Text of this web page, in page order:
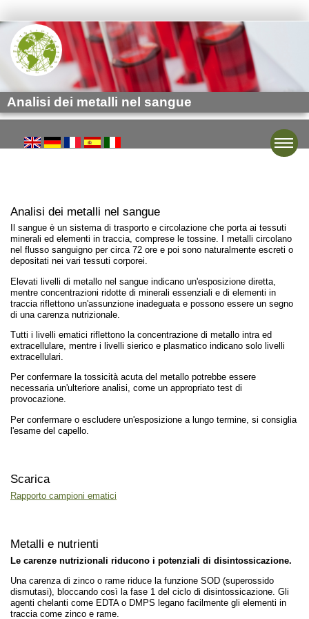
Analisi dei metalli nel sangue
Analisi dei metalli nel sangue
Il sangue è un sistema di trasporto e circolazione che porta ai tessuti
minerali ed elementi in traccia, comprese le tossine. I metalli circolano
nel flusso sanguigno per circa 72 ore e poi sono naturalmente escreti o
depositati nei vari tessuti corporei.
Elevati livelli di metallo nel sangue indicano un'esposizione diretta,
mentre concentrazioni ridotte di minerali essenziali e di elementi in
traccia riflettono un'assunzione inadeguata e possono essere un segno
di una carenza nutrizionale.
Tutti i livelli ematici riflettono la concentrazione di metallo intra ed
extracellulare, mentre i livelli sierico e plasmatico indicano solo livelli
extracellulari.
Per confermare la tossicità acuta del metallo potrebbe essere
necessaria un'ulteriore analisi, come un appropriato test di
provocazione.
Per confermare o escludere un'esposizione a lungo termine, si consiglia
l'esame del capello.
Scarica
Rapporto campioni ematici
Metalli e nutrienti
Le carenze nutrizionali riducono i potenziali di disintossicazione.
Una carenza di zinco o rame riduce la funzione SOD (superossido
dismutasi), bloccando così la fase 1 del ciclo di disintossicazione. Gli
agenti chelanti come EDTA o DMPS legano facilmente gli elementi in
traccia come zinco e rame.